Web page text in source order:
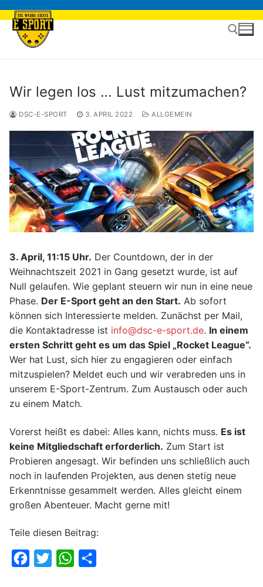
Inhalt
springen
Wir legen los … Lust mitzumachen?
DSC-E-SPORT 3. APRIL 2022 ALLGEMEIN
3. April, 11:15 Uhr. Der Countdown, der in der
Weihnachtszeit 2021 in Gang gesetzt wurde, ist auf
Null gelaufen. Wie geplant steuern wir nun in eine neue
Phase. Der E-Sport geht an den Start. Ab sofort
können sich Interessierte melden. Zunächst per Mail,
die Kontaktadresse ist info@dsc-e-sport.de. In einem
ersten Schritt geht es um das Spiel „Rocket League“.
Wer hat Lust, sich hier zu engagieren oder einfach
mitzuspielen? Meldet euch und wir verabreden uns in
unserem E-Sport-Zentrum. Zum Austausch oder auch
zu einem Match.
Vorerst heißt es dabei: Alles kann, nichts muss. Es ist
keine Mitgliedschaft erforderlich. Zum Start ist
Probieren angesagt. Wir befinden uns schließlich auch
noch in laufenden Projekten, aus denen stetig neue
Erkenntnisse gesammelt werden. Alles gleicht einem
großen Abenteuer. Macht gerne mit!
Teile diesen Beitrag:
Facebook
TwitterWhatsApp